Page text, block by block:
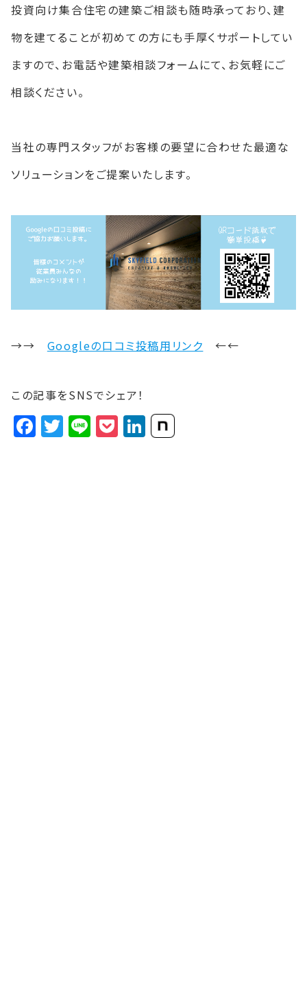
投資向け集合住宅の建築ご相談も随時承っており、建
物を建てることが初めての方にも手厚くサポートしてい
ますので、お電話や建築相談フォームにて、お気軽にご
相談ください。
当社の専門スタッフがお客様の要望に合わせた最適な
ソリューションをご提案いたします。
→→ Googleの口コミ投稿用リンク ←←
この記事をSNSでシェア！
Facebook
Twitter
LinePocketLinkedIn